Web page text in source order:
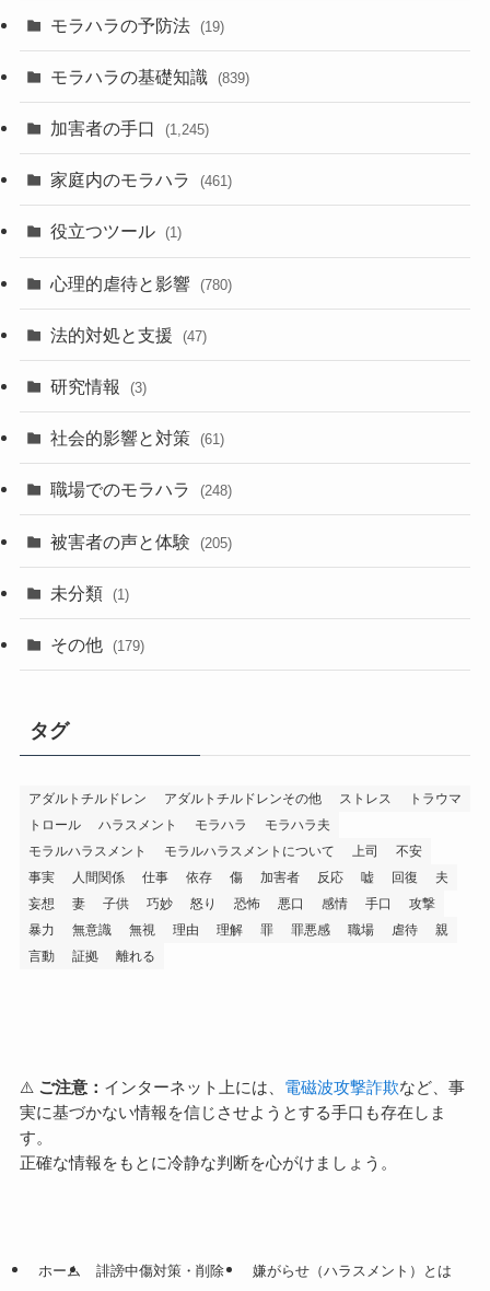
モラハラの予防法 (19)
モラハラの基礎知識 (839)
加害者の手口 (1,245)
家庭内のモラハラ (461)
役立つツール (1)
心理的虐待と影響 (780)
法的対処と支援 (47)
研究情報 (3)
社会的影響と対策 (61)
職場でのモラハラ (248)
被害者の声と体験 (205)
未分類 (1)
その他 (179)
タグ
アダルトチルドレン アダルトチルドレンその他 ストレス
トラウマ
トロール
ハラスメント モラハラ
モラハラ夫
モラルハラスメント
モラルハラスメントについて 上司
不安
事実
人間関係 仕事 依存 傷 加害者 反応 嘘 回復
夫
妄想
妻 子供 巧妙 怒り 恐怖 悪口 感情 手口
攻撃
暴力
無意識 無視 理由 理解 罪 罪悪感 職場 虐待
親
言動
証拠 離れる
⚠️ ご注意： インターネット上には、 電磁波攻撃詐欺など、事
実に基づかない情報を信じさせようとする手口も存在しま
す。
正確な情報をもとに冷静な判断を心がけましょう。
ホーム 誹謗中傷対策・削除 嫌がらせ（ハラスメント）とは